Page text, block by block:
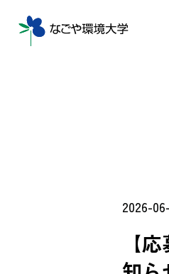
【
2026-